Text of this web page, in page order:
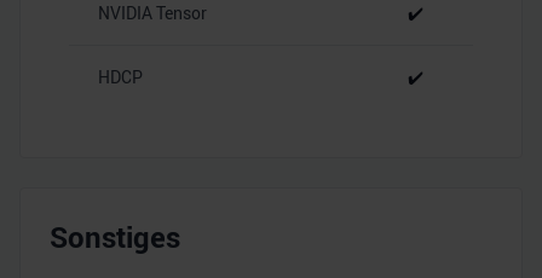
NVIDIA Tensor ✔️
HDCP ✔️
Sonstiges